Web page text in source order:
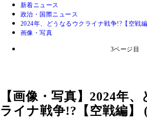
新着ニュース
政治・国際ニュース
2024年、どうなるウクライナ戦争!?【空戦編
画像・写真
3ページ目
【画像・写真】2024年
ライナ戦争!?【空戦編】